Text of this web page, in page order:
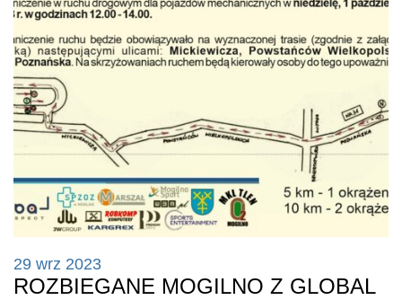
29 wrz 2023
ROZBIEGANE MOGILNO Z GLOBAL